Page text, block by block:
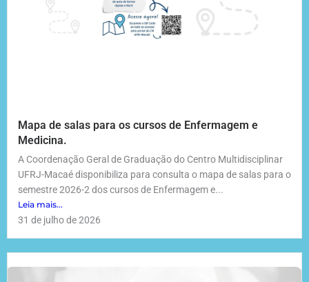
Mapa de salas para os cursos de Enfermagem e
Medicina.
A Coordenação Geral de Graduação do Centro Multidisciplinar
UFRJ-Macaé disponibiliza para consulta o mapa de salas para o
semestre 2026-2 dos cursos de Enfermagem e...
Leia mais...
31 de julho de 2026